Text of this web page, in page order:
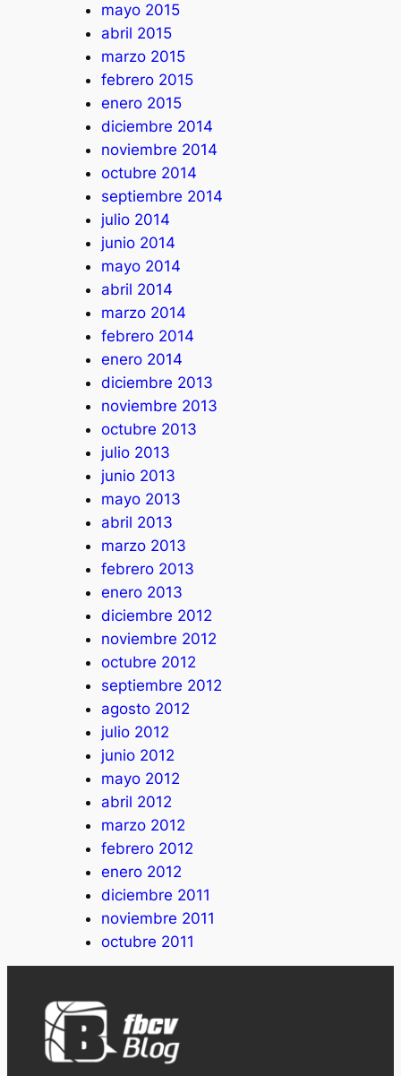
mayo 2015
abril 2015
marzo 2015
febrero 2015
enero 2015
diciembre 2014
noviembre 2014
octubre 2014
septiembre 2014
julio 2014
junio 2014
mayo 2014
abril 2014
marzo 2014
febrero 2014
enero 2014
diciembre 2013
noviembre 2013
octubre 2013
julio 2013
junio 2013
mayo 2013
abril 2013
marzo 2013
febrero 2013
enero 2013
diciembre 2012
noviembre 2012
octubre 2012
septiembre 2012
agosto 2012
julio 2012
junio 2012
mayo 2012
abril 2012
marzo 2012
febrero 2012
enero 2012
diciembre 2011
noviembre 2011
octubre 2011